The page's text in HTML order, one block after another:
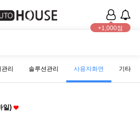
+1,000점
리 솔루션관리 사용자화면 기타
일)